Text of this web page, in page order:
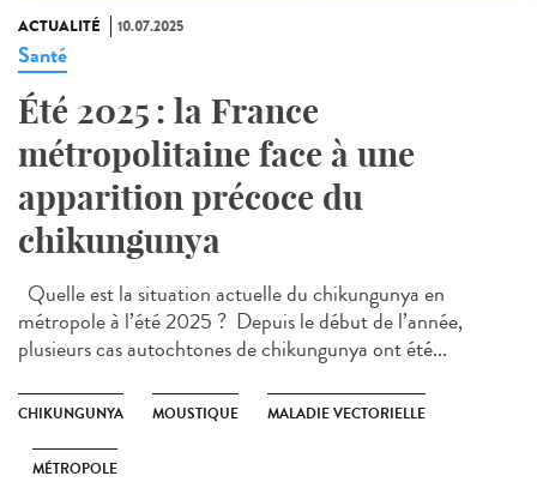
ACTUALITÉ 10.07.2025
Santé
Été 2025 : la France
métropolitaine face à une
apparition précoce du
chikungunya
Quelle est la situation actuelle du chikungunya en
métropole à l’été 2025 ? Depuis le début de l’année,
plusieurs cas autochtones de chikungunya ont été...
CHIKUNGUNYA MOUSTIQUE MALADIE VECTORIELLE
MÉTROPOLE